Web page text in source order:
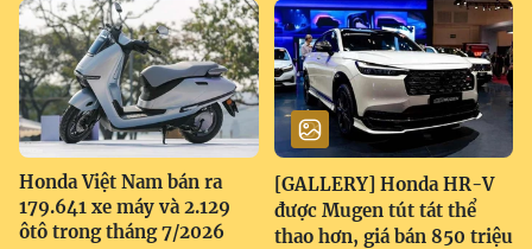
Honda Việt Nam bán ra
179.641 xe máy và 2.129
ôtô trong tháng 7/2026
[GALLERY] Honda HR-V
được Mugen tút tát thể
thao hơn, giá bán 850 triệu